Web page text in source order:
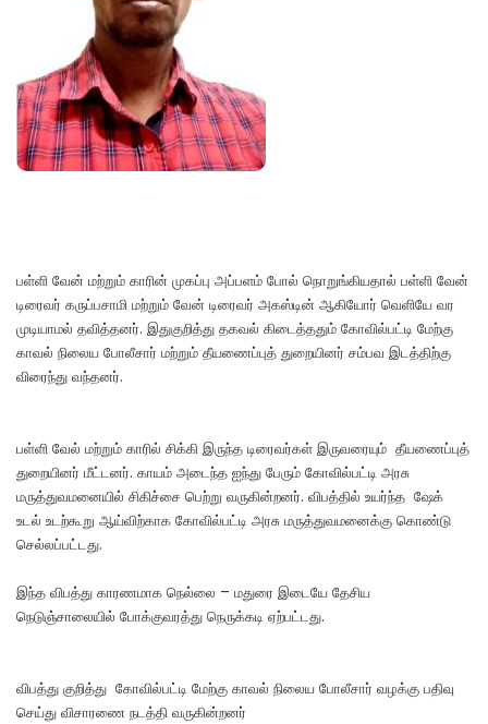
பள்ளி வேன் மற்றும் காரின் முகப்பு அப்பளம் போல் நொறுங்கியதால் பள்ளி வேன்
டிரைவர் கருப்பசாமி மற்றும் வேன் டிரைவர் அகஸ்டின் ஆகியோர் வெளியே வர
முடியாமல் தவித்தனர். இதுகுறித்து தகவல் கிடைத்ததும் கோவில்பட்டி மேற்கு
காவல் நிலைய போலீசார் மற்றும் தீயணைப்புத் துறையினர் சம்பவ இடத்திற்கு
விரைந்து வந்தனர்.
பள்ளி வேல் மற்றும் காரில் சிக்கி இருந்த டிரைவர்கள் இருவரையும் தீயணைப்புத்
துறையினர் மீட்டனர். காயம் அடைந்த ஐந்து பேரும் கோவில்பட்டி அரசு
மருத்துவமனையில் சிகிச்சை பெற்று வருகின்றனர். விபத்தில் உயர்ந்த ஷேக்
உடல் உடற்கூறு ஆய்விற்காக கோவில்பட்டி அரசு மருத்துவமனைக்கு கொண்டு
செல்லப்பட்டது.
இந்த விபத்து காரணமாக நெல்லை – மதுரை இடையே தேசிய
நெடுஞ்சாலையில் போக்குவரத்து நெருக்கடி ஏற்பட்டது.
விபத்து குறித்து கோவில்பட்டி மேற்கு காவல் நிலைய போலீசார் வழக்கு பதிவு
செய்து விசாரணை நடத்தி வருகின்றனர்